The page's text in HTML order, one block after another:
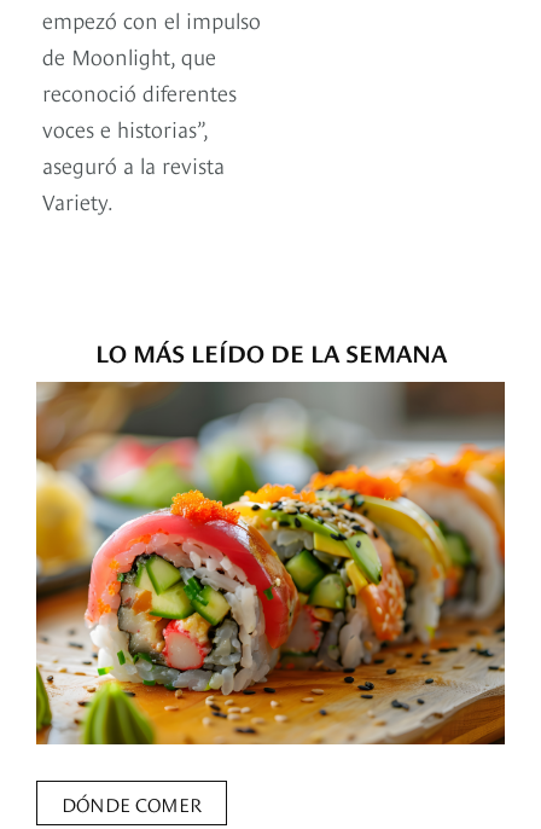
empezó con el impulso
de Moonlight, que
reconoció diferentes
voces e historias”,
aseguró a la revista
Variety.
LO MÁS LEÍDO DE LA SEMANA
DÓNDE COMER